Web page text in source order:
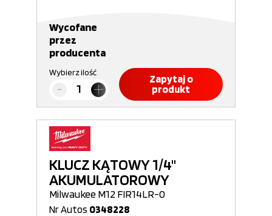
Wycofane
przez
producenta
Wybierz ilość
Zapytaj o
produkt
KLUCZ KĄTOWY 1/4"
AKUMULATOROWY
Milwaukee M12 FIR14LR-0
Nr Autos 0348228